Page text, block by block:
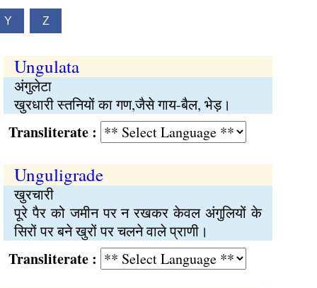
Y Z
Ungulata
अंगुलेटा
खुरधारी स्तनियों का गण,जैसे गाय-बैल, भेड़।
:
Unguligrade
खुरचारी
पूरे पैर को जमीन पर न रखकर केवल अंगुलियों के
सिरों पर बने खुरों पर चलने वाले प्राणी।
: